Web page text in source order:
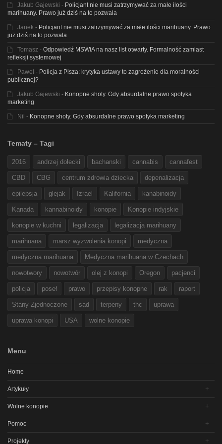
Jakub Gajewski - Policjant nie musi zatrzymywać za małe ilości
marihuany. Prawo już dziś na to pozwala
Janek - Policjant nie musi zatrzymywać za małe ilości marihuany. Prawo
już dziś na to pozwala
Tomasz - Odpowiedź MSWiA na nasz list otwarty. Formalność zamiast
refleksji systemowej
Pawel - Policja z Pisza: krytyka ustawy to zagrożenie dla moralności
publicznej?
Jakub Gajewski - Konopne shoty. Gdy absurdalne prawo spotyka
marketing
Nil - Konopne shoty. Gdy absurdalne prawo spotyka marketing
Tematy – Tagi
2016 andrzej dołecki bachanski cannabis cannafest
CBD CBG centrum zdrowia dziecka depenalizacja
epilepsja glejak Izrael Kalifornia kanabinoidy
Kanada kannabinoidy konopie Konopie indyjskie
konopie w kuchni legalizacja legalizacja marihuany
marihuana marsz wyzwolenia konopi medyczna
medyczna marihuana Medyczna marihuana w Czechach
nowotwory nowotwór olej z konopi Oregon pacjenci
policja poseł prawo przepisy konopne rak raport
Stany Zjednoczone sąd terpeny thc uprawa
uprawa konopi USA wolne konopie
Menu
Home
Artykuły
Wolne konopie
Pomoc
Projekty